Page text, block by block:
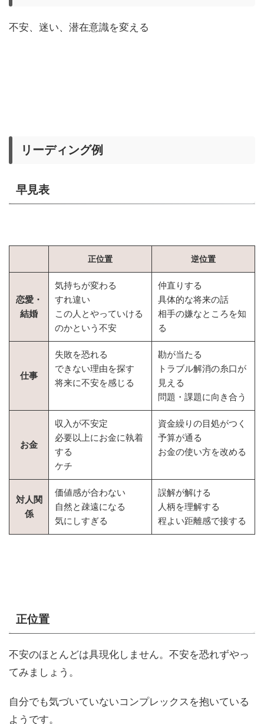
不安、迷い、潜在意識を変える
リーディング例
早見表
正位置 逆位置
恋愛・
結婚
気持ちが変わる
すれ違い
この人とやっていける
のかという不安
仲直りする
具体的な将来の話
相手の嫌なところを知
る
仕事
失敗を恐れる
できない理由を探す
将来に不安を感じる
勘が当たる
トラブル解消の糸口が
見える
問題・課題に向き合う
お金
収入が不安定
必要以上にお金に執着
する
ケチ
資金繰りの目処がつく
予算が通る
お金の使い方を改める
対人関
係
価値感が合わない
自然と疎遠になる
気にしすぎる
誤解が解ける
人柄を理解する
程よい距離感で接する
正位置
不安のほとんどは具現化しません。不安を恐れずやっ
てみましょう。
自分でも気づいていないコンプレックスを抱いている
ようです。